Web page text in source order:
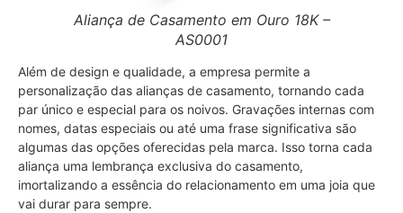
Aliança de Casamento em Ouro 18K –
AS0001
Além de design e qualidade, a empresa permite a
personalização das alianças de casamento, tornando cada
par único e especial para os noivos. Gravações internas com
nomes, datas especiais ou até uma frase significativa são
algumas das opções oferecidas pela marca. Isso torna cada
aliança uma lembrança exclusiva do casamento,
imortalizando a essência do relacionamento em uma joia que
vai durar para sempre.